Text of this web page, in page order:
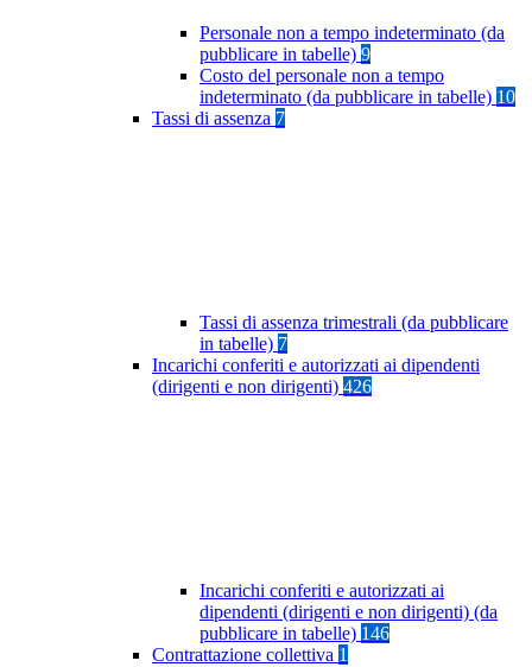
Personale non a tempo indeterminato (da
pubblicare in tabelle) 9
Costo del personale non a tempo
indeterminato (da pubblicare in tabelle) 10
Tassi di assenza 7
Tassi di assenza trimestrali (da pubblicare
in tabelle) 7
Incarichi conferiti e autorizzati ai dipendenti
(dirigenti e non dirigenti) 426
Incarichi conferiti e autorizzati ai
dipendenti (dirigenti e non dirigenti) (da
pubblicare in tabelle) 146
Contrattazione collettiva 1